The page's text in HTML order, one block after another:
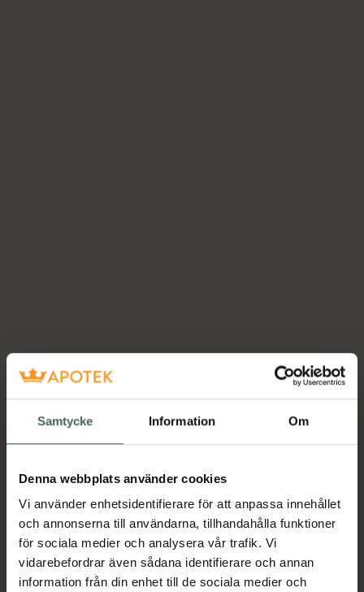
Samtycke Information Om
Denna webbplats använder cookies
Vi använder enhetsidentifierare för att anpassa innehållet
och annonserna till användarna, tillhandahålla funktioner
för sociala medier och analysera vår trafik. Vi
vidarebefordrar även sådana identifierare och annan
information från din enhet till de sociala medier och